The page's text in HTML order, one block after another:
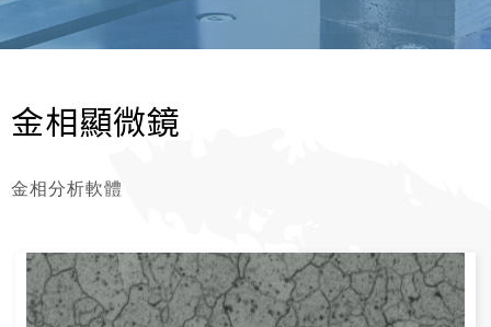
金相顯微鏡
金相分析軟體